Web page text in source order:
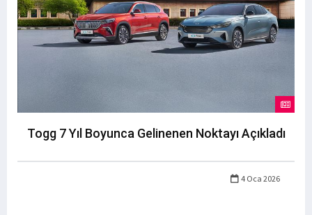
Togg 7 Yıl Boyunca Gelinenen Noktayı Açıkladı
4 Oca 2026